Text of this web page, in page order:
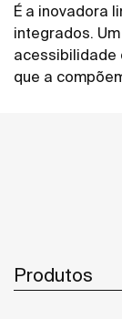
É a inovadora
integrados.
acessibilidade
que a
Produtos